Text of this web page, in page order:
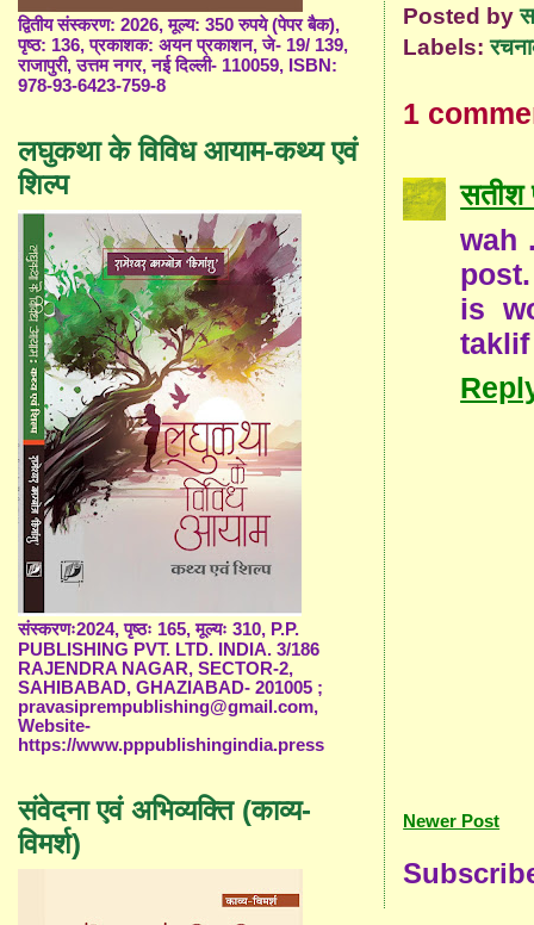
Posted by
Labels:
1
सतीश
wah
post.
is
Newer Post
द्वितीय संस्करण: 2026, मूल्य: 350 रुपये (पेपर बैक),
पृष्ठ: 136, प्रकाशक: अयन प्रकाशन, जे- 19/ 139,
राजापुरी, उत्तम नगर, नई दिल्ली- 110059, ISBN:
978-93-6423-759-8
लघुकथा के विविध आयाम-कथ्य एवं
शिल्प
संस्करणः2024, पृष्ठः 165, मूल्यः 310, P.P.
PUBLISHING PVT. LTD. INDIA. 3/186
RAJENDRA NAGAR, SECTOR-2,
SAHIBABAD, GHAZIABAD- 201005 ;
pravasiprempublishing@gmail.com,
Website-
https://www.pppublishingindia.press
संवेदना एवं अभिव्यक्ति (काव्य-
विमर्श)